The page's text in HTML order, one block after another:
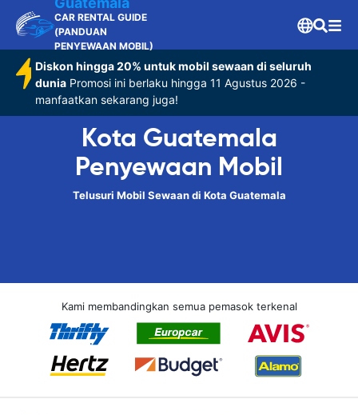
CAR RENTAL GUIDE
(PANDUAN
PENYEWAAN MOBIL)
Diskon hingga 20% untuk mobil sewaan di seluruh
dunia Promosi ini berlaku hingga 11 Agustus 2026 -
manfaatkan sekarang juga!
Kota Guatemala
Penyewaan Mobil
Telusuri Mobil Sewaan di Kota Guatemala
Kami membandingkan semua pemasok terkenal